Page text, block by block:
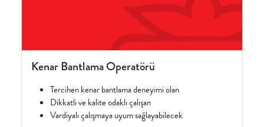
Kenar Bantlama Operatörü
Tercihen kenar bantlama deneyimi olan
Dikkatli ve kalite odaklı çalışan
Vardiyalı çalışmaya uyum sağlayabilecek